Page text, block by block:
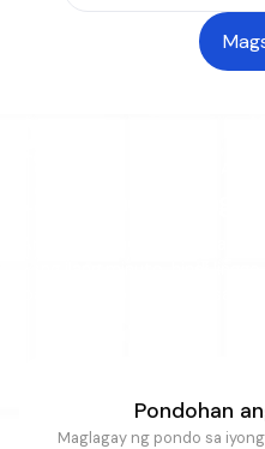
Pondohan
Maglagay ng pondo sa